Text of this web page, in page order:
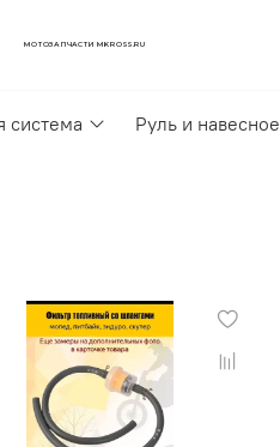
МОТОЗАПЧАСТИ MKROSS.RU
система Руль и навесное